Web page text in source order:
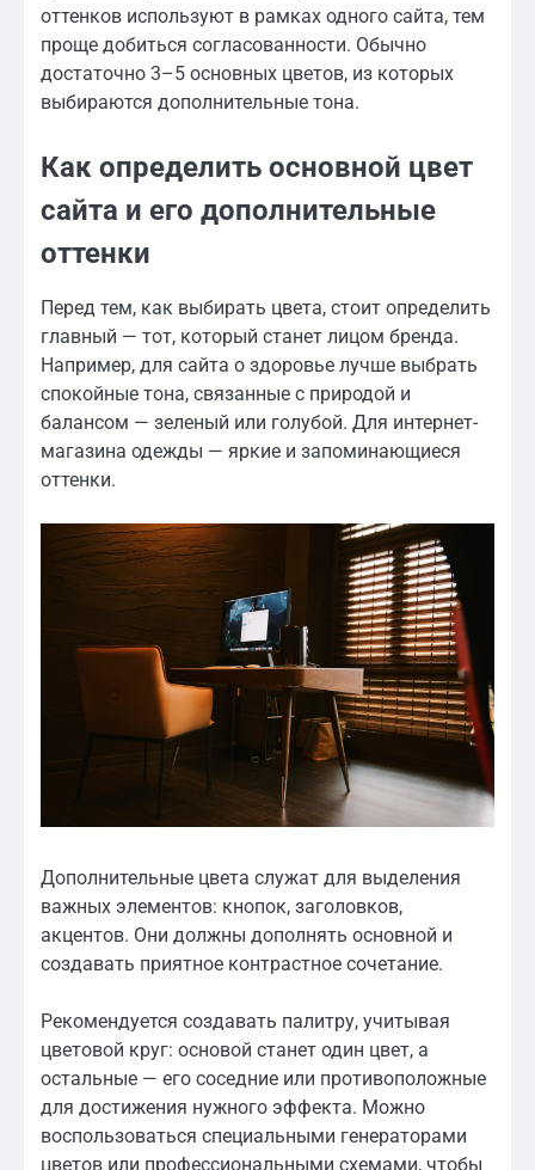
оттенков используют в рамках одного сайта, тем
проще добиться согласованности. Обычно
достаточно 3–5 основных цветов, из которых
выбираются дополнительные тона.
Как определить основной цвет
сайта и его дополнительные
оттенки
Перед тем, как выбирать цвета, стоит определить
главный — тот, который станет лицом бренда.
Например, для сайта о здоровье лучше выбрать
спокойные тона, связанные с природой и
балансом — зеленый или голубой. Для интернет-
магазина одежды — яркие и запоминающиеся
оттенки.
Дополнительные цвета служат для выделения
важных элементов: кнопок, заголовков,
акцентов. Они должны дополнять основной и
создавать приятное контрастное сочетание.
Рекомендуется создавать палитру, учитывая
цветовой круг: основой станет один цвет, а
остальные — его соседние или противоположные
для достижения нужного эффекта. Можно
воспользоваться специальными генераторами
цветов или профессиональными схемами, чтобы